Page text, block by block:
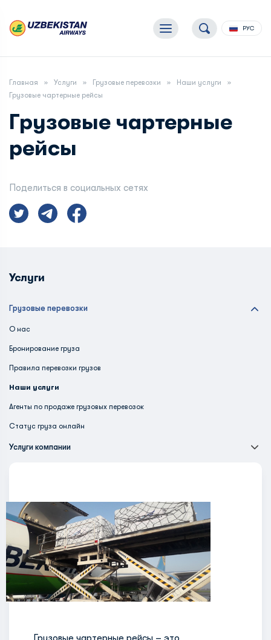
РУС
Главная Услуги Грузовые перевозки
Наши услуги
Грузовые чартерные рейсы
Грузовые чартерные
рейсы
Поделиться в социальных сетях
Услуги
Грузовые перевозки
О нас
Бронирование груза
Правила перевозки грузов
Наши услуги
Агенты по продаже грузовых перевозок
Статус груза онлайн
Услуги компании